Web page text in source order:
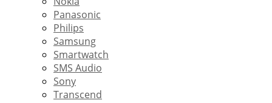
Panasonic
Philips
Samsung
Smartwatch
SMS Audio
Sony
Transcend